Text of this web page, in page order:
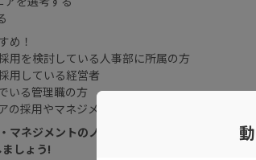
め！
用を検討している人事部に所属の方
用している経営者
いる管理職の方
の採用やマネジメントに悩みを抱えたビジネスパ
マネジメントのノウハウを学び、入社後のマネ
しょう!